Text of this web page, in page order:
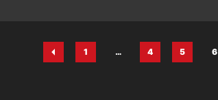
Página
1
…
Página
4
Página
5
6